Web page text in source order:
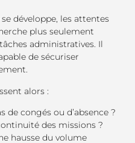
développe, les attentes
plus seulement
administratives. Il
de sécuriser
alors :
de congés ou d’absence ?
des missions ?
hausse du volume